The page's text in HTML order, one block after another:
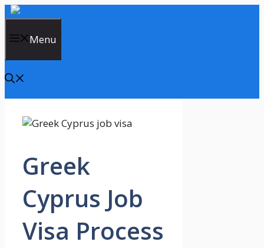
Skip
contentMenu
Greek
Cyprus Job
Visa Process